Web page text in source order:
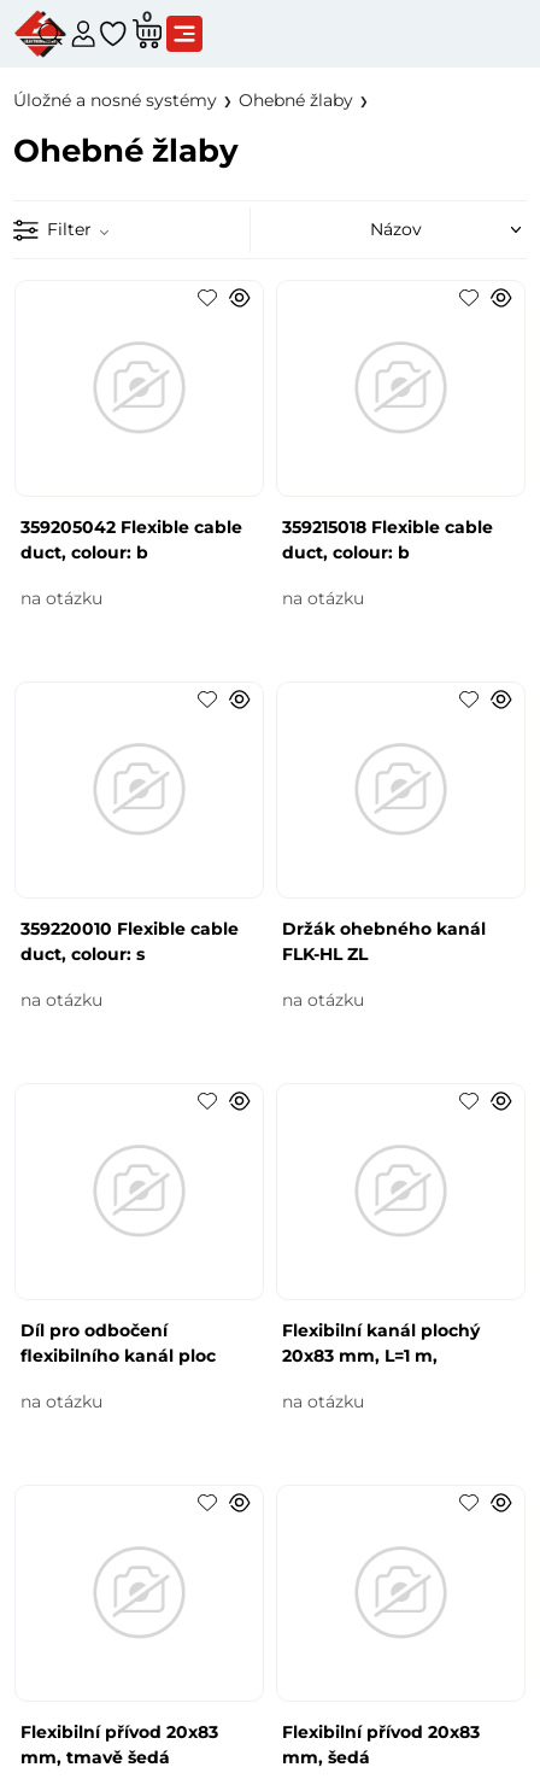
0
Úložné a nosné systémy Ohebné žlaby
Ohebné žlaby
Filter
359205042 Flexible cable
duct, colour: b
na otázku
359215018 Flexible cable
duct, colour: b
na otázku
359220010 Flexible cable
duct, colour: s
na otázku
Držák ohebného kanál
FLK-HL ZL
na otázku
Díl pro odbočení
flexibilního kanál ploc
na otázku
Flexibilní kanál plochý
20x83 mm, L=1 m,
na otázku
Flexibilní přívod 20x83
mm, tmavě šedá
Flexibilní přívod 20x83
mm, šedá